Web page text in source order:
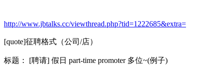
http://www.jbtalks.cc/viewthread.php?tid=1222685&extra=
[quote]征聘格式（公司/店）
标题： [聘请] 假日 part-time promoter 多位~(例子)